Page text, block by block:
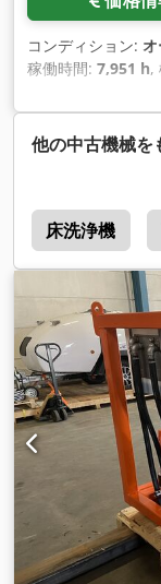
コンディション:
稼働時間: 7,951 h,
燃料:ディーゼル,
度:2,100 回転/分,
ーバーホール年:
他の中古機械を
床洗浄機